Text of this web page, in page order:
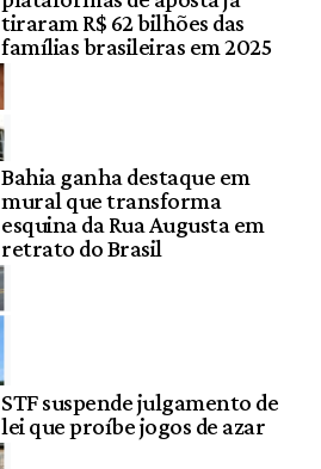
tiraram R$ 62 bilhões das
famílias brasileiras em 2025
Bahia ganha destaque em
mural que transforma
esquina da Rua Augusta em
retrato do Brasil
STF suspende julgamento de
lei que proíbe jogos de azar